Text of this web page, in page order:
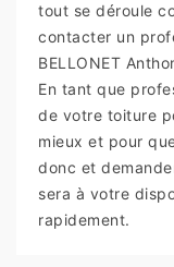
tout se déroule
contacter un
BELLONET
En tant que
de votre toiture
mieux et pour
donc et
sera à votre
rapidement.